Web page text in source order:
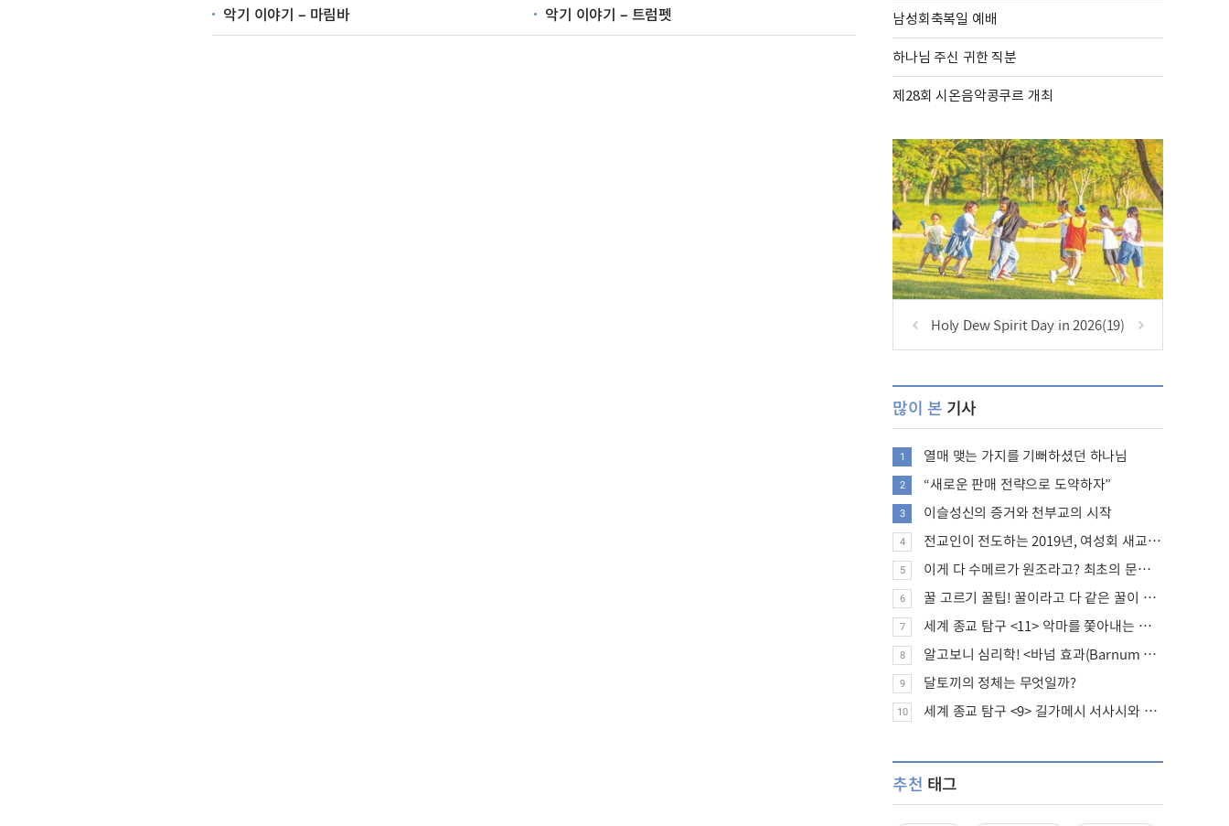
악기 이야기 – 마림바
악기 이야기 – 트럼펫
남성회축복일 예배
하나님 주신 귀한 직분
제28회 시온음악콩쿠르 개최
Holy Dew Spirit Day in 2026(19)
많이 본 기사
1 열매 맺는 가지를 기뻐하셨던 하나님
2 “새로운 판매 전략으로 도약하자”
3 이슬성신의 증거와 천부교의 시작
4 전교인이 전도하는 2019년, 여성회 새교인 증가 추세
5 이게 다 수메르가 원조라고? 최초의 문명, 수메르는 어떤 문명이었을까?
6 꿀 고르기 꿀팁! 꿀이라고 다 같은 꿀이 아니다!
7 세계 종교 탐구 <11> 악마를 쫓아내는 의식의 뿌리에 대하여
8 알고보니 심리학! <바넘 효과(Barnum effect)>
9 달토끼의 정체는 무엇일까?
10 세계 종교 탐구 <9> 길가메시 서사시와 성경에 대하여
추천 태그